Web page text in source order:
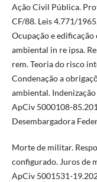
Ação Civil Pública.
CF/88. Leis 4.771/
Ocupação e
ambiental in re ipsa.
rem. Teoria do risco
Condenação a
ambiental.
ApCiv 5000108-
Desembargadora
Morte de militar.
configurado. Juros de
ApCiv 5001531-